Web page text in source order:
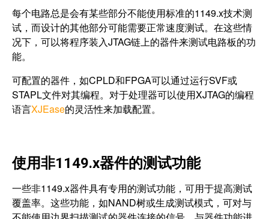
每个电路总是会有某些部分不能使用标准的1149.x技术测
试，而设计的其他部分可能需要正常速度测试。在这些情
况下，可以将程序装入JTAG链上的器件来测试电路板的功
能。
可配置的器件，如CPLD和FPGA可以通过运行SVF或
STAPL文件对其编程。对于处理器可以使用XJTAG的编程
语言XJEase的灵活性来加载配置。
使用非1149.x器件的测试功能
一些非1149.x器件具有专用的测试功能，可用于提高测试
覆盖率。这些功能，如NAND树或生成测试模式，可对与